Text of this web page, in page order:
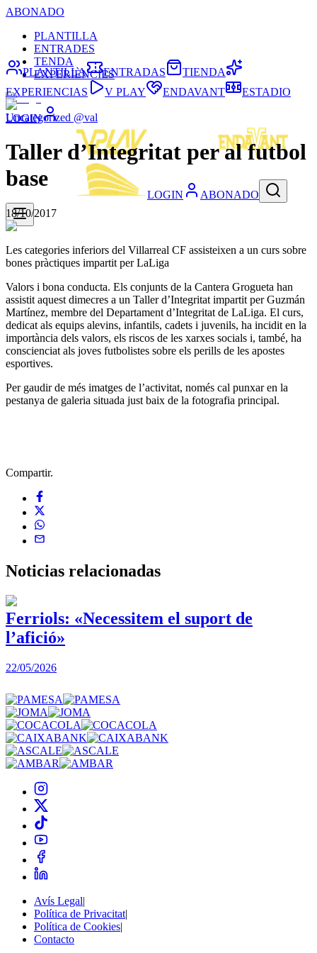
ABONADO
PLANTILLA
ENTRADES
TENDA
EXPERIÈNCIES
LOGIN
LOGIN ABONADO
PLANTILLA ENTRADAS
TIENDA
EXPERIENCIAS
V PLAY ENDAVANT ESTADIO
Uncategorized @val
Taller d’Integritat per al futbol
base
18/10/2017
Les categories inferiors del Villarreal CF assisteixen a un curs sobre
bones pràctiques impartit per LaLiga
Valors i bona conducta. Els conjunts de la Cantera Grogueta han
assistit aquest dimecres a un Taller d’Integritat impartit per Guzmán
Martínez, membre del Departament d’Integritat de LaLiga. El curs,
dedicat als equips alevins, infantils, cadets i juvenils, ha incidit en la
importància dels valors, els riscos de les xarxes socials i, també, ha
conscienciat als joves futbolistes sobre els perills de les apostes
esportives.
Per gaudir de més imatges de l’activitat, només cal punxar en la
pestanya de galeria situada just baix de la fotografia principal.
Compartir.
Noticias relacionadas
Ferriols: «Necessitem el suport de
l’afició»
22/05/2026
Avís Legal|
Política de Privacitat|
Política de Cookies|
Contacto